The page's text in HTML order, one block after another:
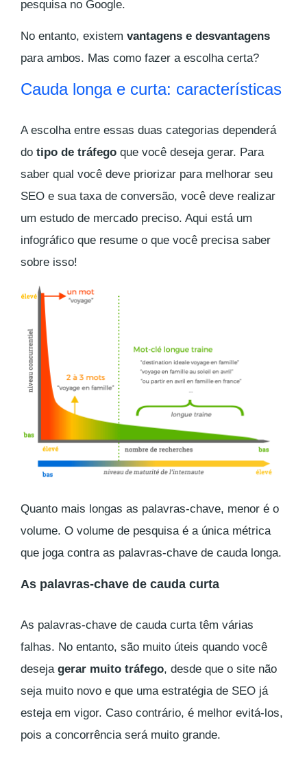
pesquisa no Google.
No entanto, existem vantagens e desvantagens
para ambos. Mas como fazer a escolha certa?
Cauda longa e curta: características
A escolha entre essas duas categorias dependerá
do tipo de tráfego que você deseja gerar. Para
saber qual você deve priorizar para melhorar seu
SEO e sua taxa de conversão, você deve realizar
um estudo de mercado preciso. Aqui está um
infográfico que resume o que você precisa saber
sobre isso!
Quanto mais longas as palavras-chave, menor é o
volume. O volume de pesquisa é a única métrica
que joga contra as palavras-chave de cauda longa.
As palavras-chave de cauda curta
As palavras-chave de cauda curta têm várias
falhas. No entanto, são muito úteis quando você
deseja gerar muito tráfego, desde que o site não
seja muito novo e que uma estratégia de SEO já
esteja em vigor. Caso contrário, é melhor evitá-los,
pois a concorrência será muito grande.